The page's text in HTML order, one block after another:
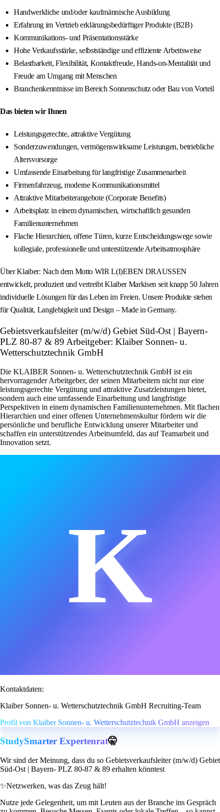
Handwerkliche und/oder kaufmännische Ausbildung
Erfahrung im Vertrieb erklärungsbedürftiger Produkte (B2B)
Kommunikations- und Präsentationsstärke
Hohe Verkaufsstärke, selbstständige und effiziente Arbeitsweise
Belastbarkeit, Flexibilität, Kontaktfreude, Hands-on-Mentalität und
Freude am Umgang mit Menschen
Branchenkenntnisse im Bereich Sonnenschutz oder Bau von Vorteil
Das bieten wir Ihnen
Leistungsgerechte, attraktive Vergütung
Sonderzuwendungen, vermögenswirksame Leistungen, betriebliche
Altersvorsorge
Umfassende Einarbeitung für langfristige Zusammenarbeit
Firmenfahrzeug, moderne Kommunikationsmittel
Attraktive Mitarbeiterangebote (Corporate Benefits)
Arbeitsplatz in einem dynamischen, wirtschaftlich gesunden
Familienunternehmen
Flache Hierarchien, offene Türen, kurze Entscheidungswege sowie
kollegiale, professionelle und unterstützende Arbeitsatmosphäre
Über Klaiber: Nach dem Motto WIR L(I)EBEN DRAUSSEN
entwickelt, produziert und vertreibt Klaiber Markisen seit knapp 50 Jahren
individuelle Lösungen für das Leben im Freien. Unsere Produkte stehen
für Qualität, Langlebigkeit und Design – Made in Germany.
Gebietsverkaufsleiter (m/w/d) Gebiet Süd-Ost | Bayern-
PLZ 80-87 & 89 Arbeitgeber: Klaiber Sonnen- u.
Wetterschutztechnik GmbH
Die KLAIBER Sonnen- u. Wetterschutztechnik GmbH ist ein
hervorragender Arbeitgeber, der seinen Mitarbeitern nicht nur eine
leistungsgerechte Vergütung und attraktive Zusatzleistungen bietet,
sondern auch eine umfassende Einarbeitung und langfristige
Perspektiven in einem dynamischen Familienunternehmen. Mit flachen
Hierarchien und einer offenen Unternehmenskultur fördern wir die
persönliche und berufliche Entwicklung unserer Mitarbeiter und
schaffen ein unterstützendes Arbeitsumfeld, das auf Teamarbeit und
Innovation setzt.
K
Kontaktdaten:
Klaiber Sonnen- u. Wetterschutztechnik GmbH Recruiting-Team
Profil von Klaiber Sonnen- u. Wetterschutztechnik GmbH anzeigen
StudySmarter Expertenrat🤫
Wir sind der Meinung, dass du so Gebietsverkaufsleiter (m/w/d) Gebiet
Süd-Ost | Bayern- PLZ 80-87 & 89 erhalten könntest
✨Netzwerken, was das Zeug hält!
Nutze jede Gelegenheit, um mit Leuten aus der Branche ins Gespräch